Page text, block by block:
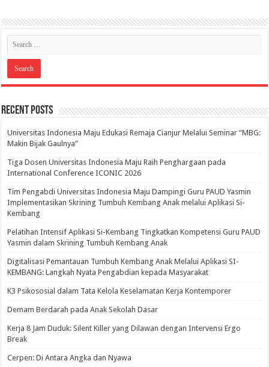
Recent Posts
Universitas Indonesia Maju Edukasi Remaja Cianjur Melalui Seminar “MBG:
Makin Bijak Gaulnya”
Tiga Dosen Universitas Indonesia Maju Raih Penghargaan pada
International Conference ICONIC 2026
Tim Pengabdi Universitas Indonesia Maju Dampingi Guru PAUD Yasmin
Implementasikan Skrining Tumbuh Kembang Anak melalui Aplikasi Si-
Kembang
Pelatihan Intensif Aplikasi Si-Kembang Tingkatkan Kompetensi Guru PAUD
Yasmin dalam Skrining Tumbuh Kembang Anak
Digitalisasi Pemantauan Tumbuh Kembang Anak Melalui Aplikasi SI-
KEMBANG: Langkah Nyata Pengabdian kepada Masyarakat
K3 Psikososial dalam Tata Kelola Keselamatan Kerja Kontemporer
Demam Berdarah pada Anak Sekolah Dasar
Kerja 8 Jam Duduk: Silent Killer yang Dilawan dengan Intervensi Ergo
Break
Cerpen: Di Antara Angka dan Nyawa